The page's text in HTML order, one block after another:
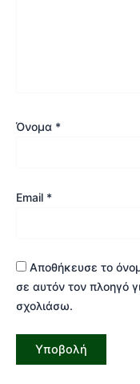
Όνομα *
Email *
Αποθήκευσε το
σε αυτόν τον πλοηγό
σχολιάσω.